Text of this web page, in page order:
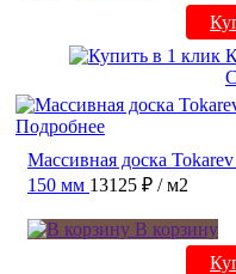
Подробнее
Массивная доска
150 мм 13125 ₽ / м2
В корзину